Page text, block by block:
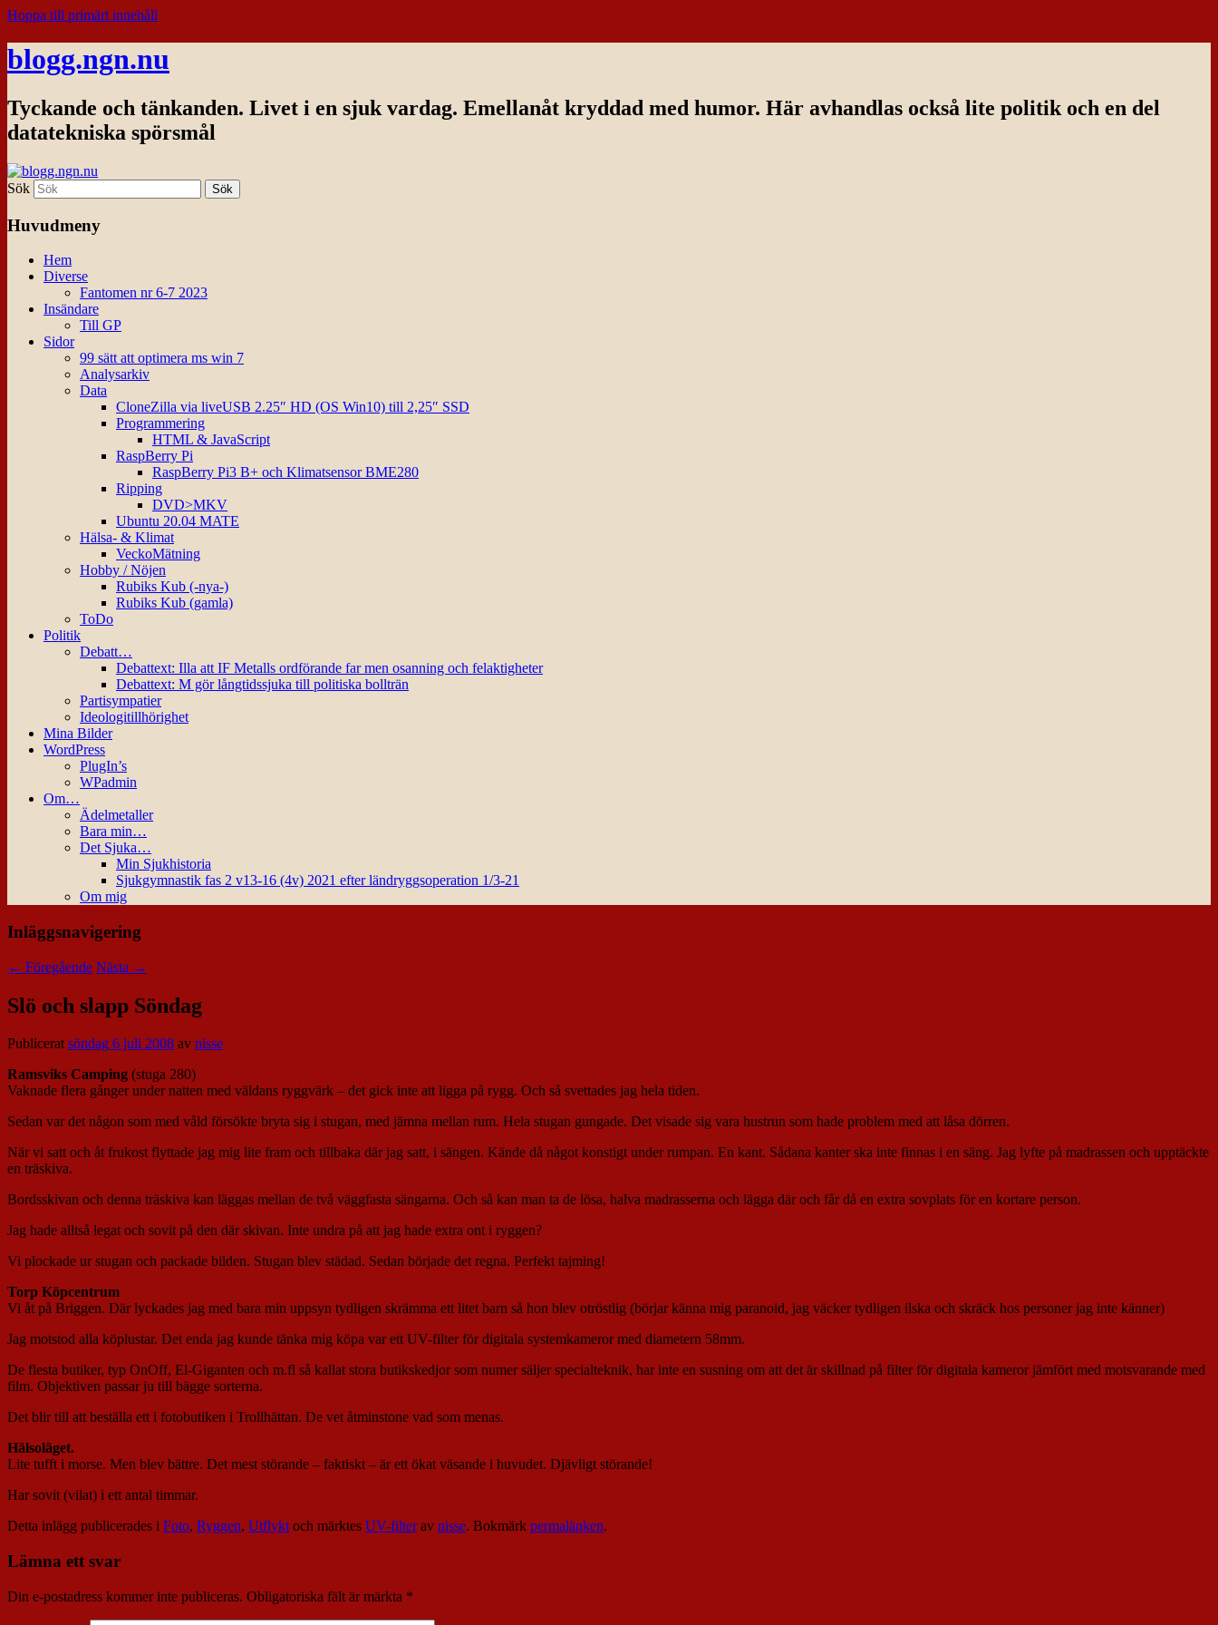
Hoppa till primärt innehåll
blogg.ngn.nu
Tyckande och tänkanden. Livet i en sjuk vardag. Emellanåt kryddad med humor. Här avhandlas också lite politik och en del
datatekniska spörsmål
Sök
Huvudmeny
Hem
Diverse
Fantomen nr 6-7 2023
Insändare
Till GP
Sidor
99 sätt att optimera ms win 7
Analysarkiv
Data
CloneZilla via liveUSB 2.25″ HD (OS Win10) till 2,25″ SSD
Programmering
HTML & JavaScript
RaspBerry Pi
RaspBerry Pi3 B+ och Klimatsensor BME280
Ripping
DVD>MKV
Ubuntu 20.04 MATE
Hälsa- & Klimat
VeckoMätning
Hobby / Nöjen
Rubiks Kub (-nya-)
Rubiks Kub (gamla)
ToDo
Politik
Debatt…
Debattext: Illa att IF Metalls ordförande far men osanning och felaktigheter
Debattext: M gör långtidssjuka till politiska bollträn
Partisympatier
Ideologitillhörighet
Mina Bilder
WordPress
PlugIn’s
WPadmin
Om…
Ädelmetaller
Bara min…
Det Sjuka…
Min Sjukhistoria
Sjukgymnastik fas 2 v13-16 (4v) 2021 efter ländryggsoperation 1/3-21
Om mig
Inläggsnavigering
← Föregående Nästa →
Slö och slapp Söndag
Publiceratsöndag 6 juli 2008 av nisse
Ramsviks Camping (stuga 280)
Vaknade flera gånger under natten med väldans ryggvärk – det gick inte att ligga på rygg. Och så svettades jag hela tiden.
Sedan var det någon som med våld försökte bryta sig i stugan, med jämna mellan rum. Hela stugan gungade. Det visade sig vara hustrun som hade problem med att låsa dörren.
När vi satt och åt frukost flyttade jag mig lite fram och tillbaka där jag satt, i sängen. Kände då något konstigt under rumpan. En kant. Sådana kanter ska inte finnas i en säng. Jag lyfte på madrassen och upptäckte
en träskiva.
Bordsskivan och denna träskiva kan läggas mellan de två väggfasta sängarna. Och så kan man ta de lösa, halva madrasserna och lägga där och får då en extra sovplats för en kortare person.
Jag hade alltså legat och sovit på den där skivan. Inte undra på att jag hade extra ont i ryggen?
Vi plockade ur stugan och packade bilden. Stugan blev städad. Sedan började det regna. Perfekt tajming!
Torp Köpcentrum
Vi åt på Briggen. Där lyckades jag med bara min uppsyn tydligen skrämma ett litet barn så hon blev otröstlig (börjar känna mig paranoid, jag väcker tydligen ilska och skräck hos personer jag inte känner)
Jag motstod alla köplustar. Det enda jag kunde tänka mig köpa var ett UV-filter för digitala systemkameror med diametern 58mm.
De flesta butiker, typ OnOff, El-Giganten och m.fl så kallat stora butikskedjor som numer säljer specialteknik, har inte en susning om att det är skillnad på filter för digitala kameror jämfört med motsvarande med
film. Objektiven passar ju till bägge sorterna.
Det blir till att beställa ett i fotobutiken i Trollhättan. De vet åtminstone vad som menas.
Hälsoläget.
Lite tufft i morse. Men blev bättre. Det mest störande – faktiskt – är ett ökat väsande i huvudet. Djävligt störande!
Har sovit (vilat) i ett antal timmar.
Detta inlägg publicerades i Foto, Ryggen, Utflyktoch märktes UV-filterav nisse. Bokmärk permalänken.
Lämna ett svar
Din e-postadress kommer inte publiceras. Obligatoriska fält är märkta *